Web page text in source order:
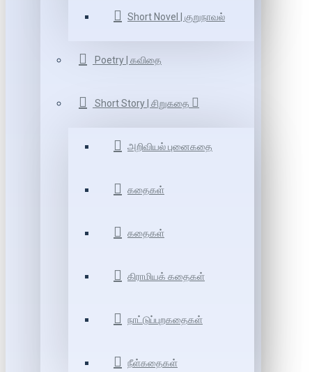
Short Novel | குறுநாவல்
Poetry | கவிதை
Short Story | சிறுகதை
அறிவியல் புனைகதை
கதைகள்
கதைகள்
கிராமியக் கதைகள்
நாட்டுப்புறகதைகள்
நீள்கதைகள்